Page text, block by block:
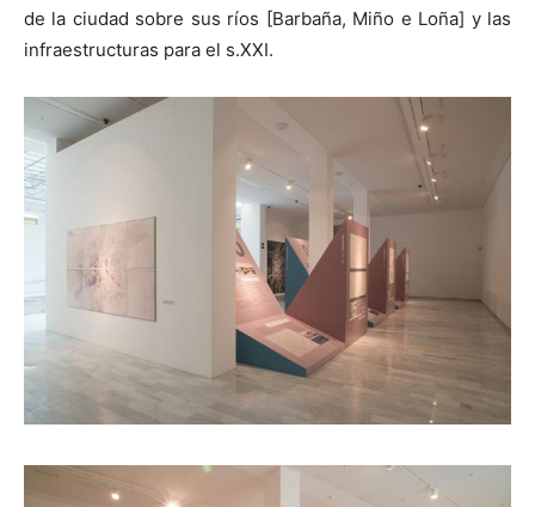
de la ciudad sobre sus ríos [Barbaña, Miño e Loña] y las
infraestructuras para el s.XXI.